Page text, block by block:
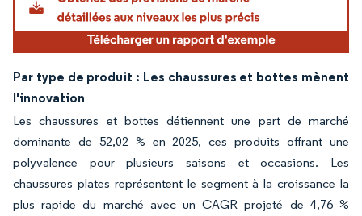
Par type de produit : Les chaussures et bottes mènent
l'innovation
Les chaussures et bottes détiennent une part de marché
dominante de 52,02 % en 2025, ces produits offrant une
polyvalence pour plusieurs saisons et occasions. Les
chaussures plates représentent le segment à la croissance la
plus rapide du marché avec un CAGR projeté de 4,76 %